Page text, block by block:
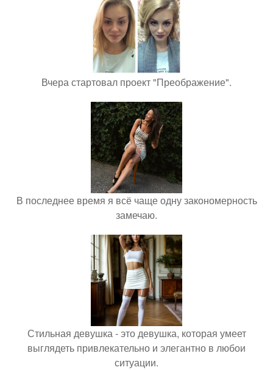
Вчера стартовал проект "Преображение".
В последнее время я всё чаще одну закономерность
замечаю.
Стильная девушка - это девушка, которая умеет
выглядеть привлекательно и элегантно в любои
ситуации.